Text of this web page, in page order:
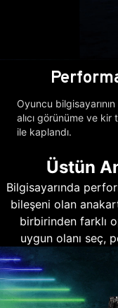
Oyuncu
alıcı görünüme ve kir
ile kaplandı.
Üstün
Bilgisayarında
bileşeni olan
birbirinden farklı
uygun olanı seç,